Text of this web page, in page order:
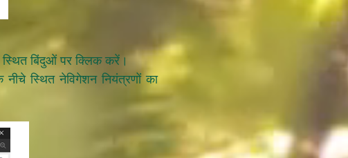
बिंदुओं पर क्लिक करें।
स्थित नेविगेशन नियंत्रणों का